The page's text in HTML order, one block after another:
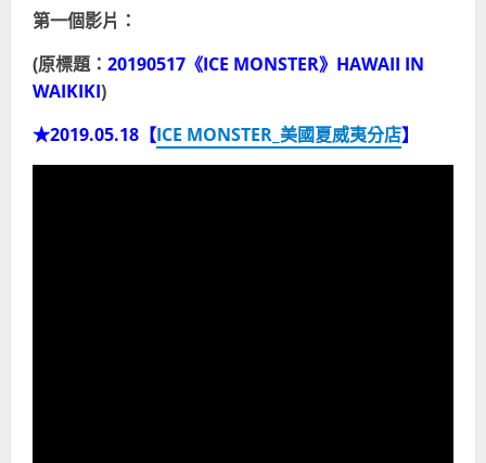
第一個影片：
(原標題： 20190517《ICE MONSTER》HAWAII IN
WAIKIKI)
★2019.05.18【ICE MONSTER_美國夏威夷分店】